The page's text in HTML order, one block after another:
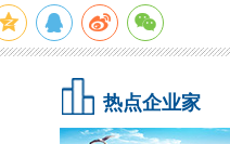
热点企业家